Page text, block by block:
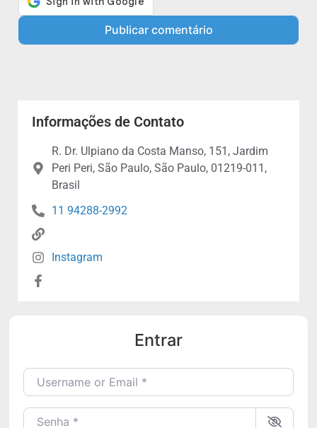
Informações de Contato
R. Dr. Ulpiano da Costa Manso, 151, Jardim
Peri Peri, São Paulo, São Paulo, 01219-011,
Brasil
11 94288-2992
Instagram
Entrar
Username or Email*
Senha*